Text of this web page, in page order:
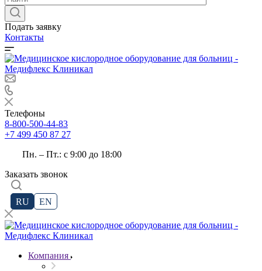
Подать заявку
Контакты
Телефоны
8-800-500-44-83
+7 499 450 87 27
Пн. – Пт.: с 9:00 до 18:00
Заказать звонок
RU EN
Компания